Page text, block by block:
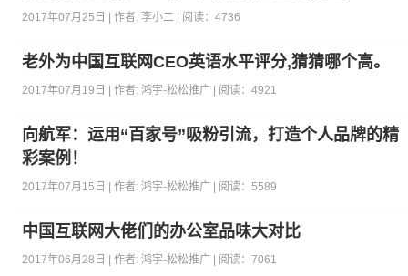
2017年07月25日 | 作者:李小二 | 阅读：4736
老外为中国互联网CEO英语水平评分,猜猜哪个高。
2017年07月19日 | 作者:鸿宇-松松推广 | 阅读：4921
向航军：运用“百家号”吸粉引流，打造个人品牌的精
彩案例！
2017年07月15日 | 作者:鸿宇-松松推广 | 阅读：5589
中国互联网大佬们的办公室品味大对比
2017年06月28日 | 作者:鸿宇-松松推广 | 阅读：7061